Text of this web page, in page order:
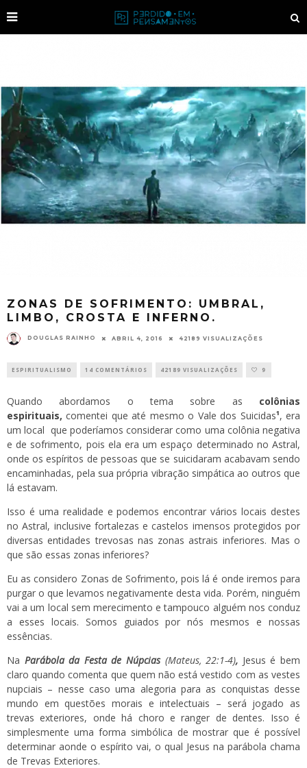
ZONAS DE SOFRIMENTO: UMBRAL,
LIMBO, CROSTA E INFERNO.
DOUGLAS RAINHO ABRIL 4, 2016 42189 VISUALIZAÇÕES
ESPIRITUALISMO 14 COMENTÁRIOS 42189 VISUALIZAÇÕES 9
Quando abordamos o tema sobre as colônias
espirituais, comentei que até mesmo o Vale dos Suicidas¹, era
um local que poderíamos considerar como uma colônia negativa
e de sofrimento, pois ela era um espaço determinado no Astral,
onde os espíritos de pessoas que se suicidaram acabavam sendo
encaminhadas, pela sua própria vibração simpática ao outros que
lá estavam.
Isso é uma realidade e podemos encontrar vários locais destes
no Astral, inclusive fortalezas e castelos imensos protegidos por
diversas entidades trevosas nas zonas astrais inferiores. Mas o
que são essas zonas inferiores?
Eu as considero Zonas de Sofrimento, pois lá é onde iremos para
purgar o que levamos negativamente desta vida. Porém, ninguém
vai a um local sem merecimento e tampouco alguém nos conduz
a esses locais. Somos guiados por nós mesmos e nossas
essências.
Na Parábola da Festa de Núpcias (Mateus, 22:1-4), Jesus é bem
claro quando comenta que quem não está vestido com as vestes
nupciais – nesse caso uma alegoria para as conquistas desse
mundo em questões morais e intelectuais – será jogado as
trevas exteriores, onde há choro e ranger de dentes. Isso é
simplesmente uma forma simbólica de mostrar que é possível
determinar aonde o espírito vai, o qual Jesus na parábola chama
de Trevas Exteriores.